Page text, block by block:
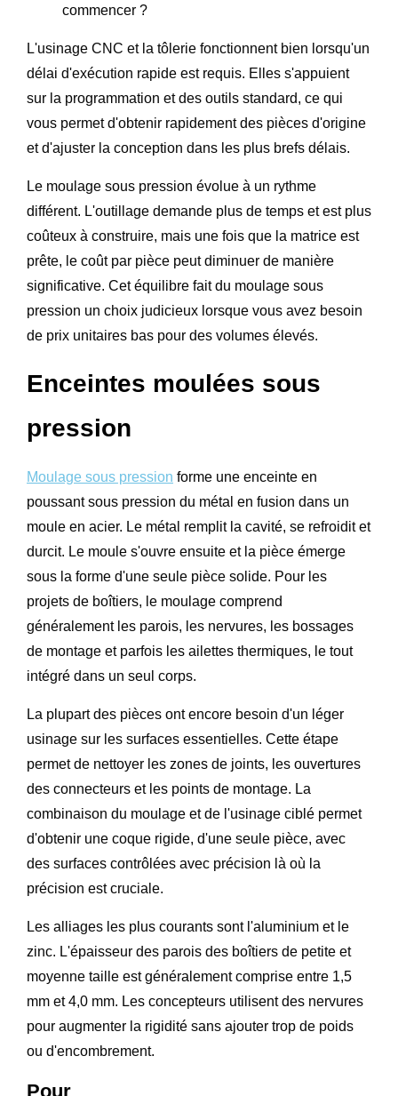
commencer ?
L'usinage CNC et la tôlerie fonctionnent bien lorsqu'un
délai d'exécution rapide est requis. Elles s'appuient
sur la programmation et des outils standard, ce qui
vous permet d'obtenir rapidement des pièces d'origine
et d'ajuster la conception dans les plus brefs délais.
Le moulage sous pression évolue à un rythme
différent. L'outillage demande plus de temps et est plus
coûteux à construire, mais une fois que la matrice est
prête, le coût par pièce peut diminuer de manière
significative. Cet équilibre fait du moulage sous
pression un choix judicieux lorsque vous avez besoin
de prix unitaires bas pour des volumes élevés.
Enceintes moulées sous
pression
Moulage sous pression forme une enceinte en
poussant sous pression du métal en fusion dans un
moule en acier. Le métal remplit la cavité, se refroidit et
durcit. Le moule s'ouvre ensuite et la pièce émerge
sous la forme d'une seule pièce solide. Pour les
projets de boîtiers, le moulage comprend
généralement les parois, les nervures, les bossages
de montage et parfois les ailettes thermiques, le tout
intégré dans un seul corps.
La plupart des pièces ont encore besoin d'un léger
usinage sur les surfaces essentielles. Cette étape
permet de nettoyer les zones de joints, les ouvertures
des connecteurs et les points de montage. La
combinaison du moulage et de l'usinage ciblé permet
d'obtenir une coque rigide, d'une seule pièce, avec
des surfaces contrôlées avec précision là où la
précision est cruciale.
Les alliages les plus courants sont l'aluminium et le
zinc. L'épaisseur des parois des boîtiers de petite et
moyenne taille est généralement comprise entre 1,5
mm et 4,0 mm. Les concepteurs utilisent des nervures
pour augmenter la rigidité sans ajouter trop de poids
ou d'encombrement.
Pour